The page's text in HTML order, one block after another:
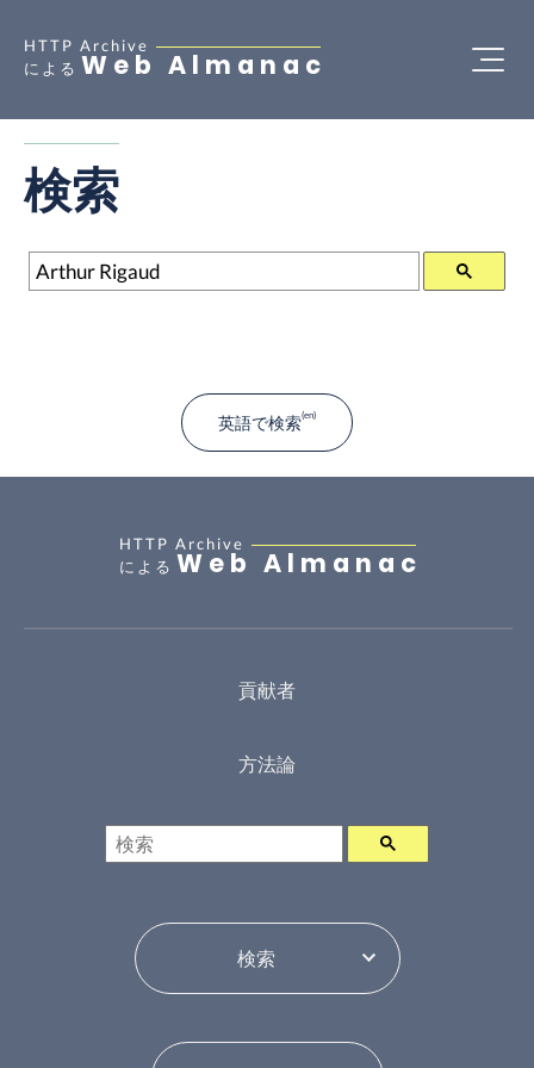
HTTP Archive
による Web Almanac
検索
検索
英語で検索
HTTP Archive
による Web Almanac
貢献者
方法論
検索
年ピッカー